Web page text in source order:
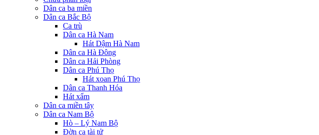
Dân ca ba miền
Dân ca Bắc Bộ
Ca trù
Dân ca Hà Nam
Hát Dậm Hà Nam
Dân ca Hà Đông
Dân ca Hải Phòng
Dân ca Phú Thọ
Hát xoan Phú Thọ
Dân ca Thanh Hóa
Hát xẩm
Dân ca miền tây
Dân ca Nam Bộ
Hò – Lý Nam Bộ
Đờn ca tài tử